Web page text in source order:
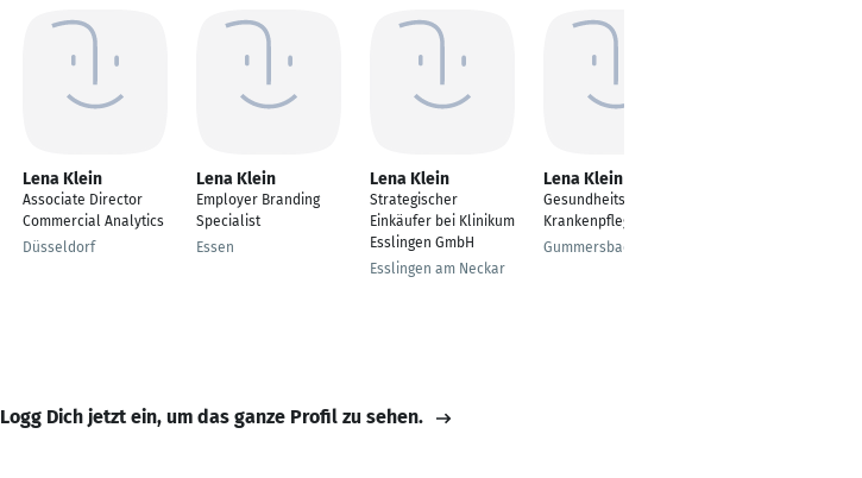
Lena Klein
Associate Director
Commercial Analytics
Düsseldorf
Lena Klein
Employer Branding
Specialist
Essen
Lena Klein
Strategischer
Einkäufer bei Klinikum
Esslingen GmbH
Esslingen am Neckar
Lena Klein
Gesundheits- und
Krankenpflegerin
Gummersbach
Logg Dich jetzt ein, um das ganze Profil zu sehen.